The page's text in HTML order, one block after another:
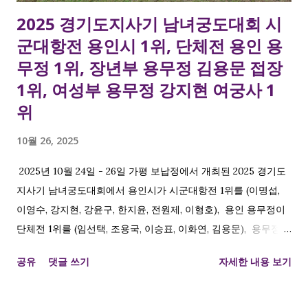
2025 경기도지사기 남녀궁도대회 시
군대항전 용인시 1위, 단체전 용인 용
무정 1위, 장년부 용무정 김용문 접장
1위, 여성부 용무정 강지현 여궁사 1
위
10월 26, 2025
2025년 10월 24일 - 26일 가평 보납정에서 개최된 2025 경기도
지사기 남녀궁도대회에서 용인시가 시군대항전 1위를 (이명섭,
이영수, 강지현, 강윤구, 한지윤, 전원제, 이형호), 용인 용무정이
단체전 1위를 (임선택, 조용국, 이승표, 이화연, 김용문), 용무정
성부 1위 를 차지하였습니다. 용인시와 용무정에서 해당 대회 종
공유 댓글 쓰기 자세한 내용 보기